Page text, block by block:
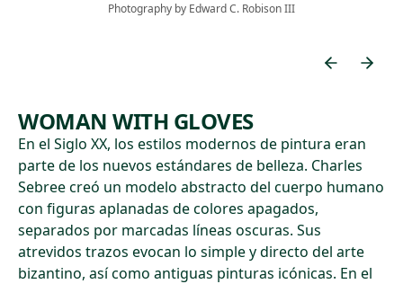
Photography by Edward C. Robison III
WOMAN WITH GLOVES
En el Siglo XX, los estilos modernos de pintura eran
parte de los nuevos estándares de belleza. Charles
Sebree creó un modelo abstracto del cuerpo humano
con figuras aplanadas de colores apagados,
separados por marcadas líneas oscuras. Sus
atrevidos trazos evocan lo simple y directo del arte
bizantino, así como antiguas pinturas icónicas. En el